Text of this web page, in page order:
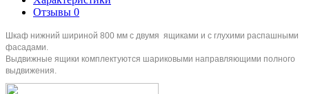
Отзывы 0
Шкаф нижний шириной 800 мм с двумя ящиками и с глухими распашными
фасадами.
Выдвижные ящики комплектуются шариковыми направляющими полного
выдвижения.